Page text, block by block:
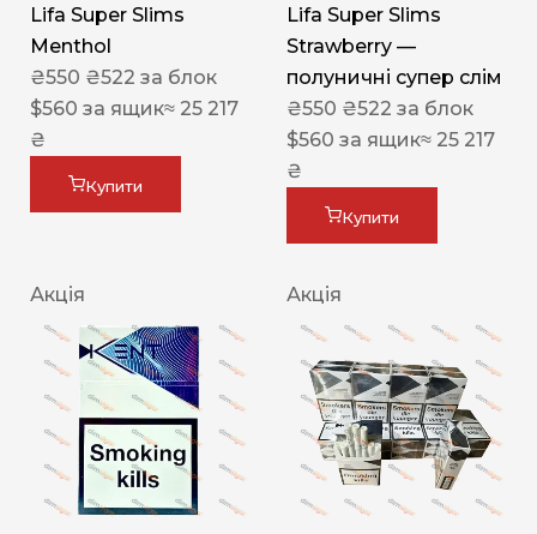
Lifa Super Slims
Menthol
₴550 ₴522 за блок
$560 за ящик≈ 25 217
₴
Купити
Lifa Super Slims
Strawberry —
полуничні супер слім
₴550 ₴522 за блок
$560 за ящик≈ 25 217
₴
Купити
Акція Акція